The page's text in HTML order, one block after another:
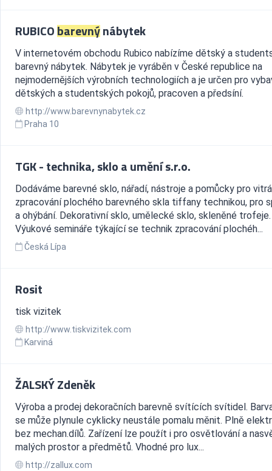
RUBICObarevnýnábytek
V internetovém obchodu Rubico nabízíme dětský a
barevný nábytek. Nábytek je vyráběn v České republice na
nejmodernějších výrobních technologiích a je určen pro
dětských a studentských pokojů, pracoven a předsíní.
http://www.barevnynabytek.cz
Praha 10
TGK - technika, sklo a umění s.r.o.
Dodáváme barevné sklo, nářadí, nástroje a pomůcky pro
zpracování plochého barevného skla tiffany technikou, pro
a ohýbání. Dekorativní sklo, umělecké sklo, skleněné trofeje.
Výukové semináře týkající se technik zpracování plochéh...
Česká Lípa
Rosit
tisk vizitek
http://www.tiskvizitek.com
Karviná
ŽALSKÝ Zdeněk
Výroba a prodej dekoračních barevně svítících svítidel.
se může plynule cyklicky neustále pomalu měnit. Plně
bez mechan.dílů. Zařízení lze použít i pro osvětlování a
malých prostor a předmětů. Vhodné pro lux...
http://zallux.com